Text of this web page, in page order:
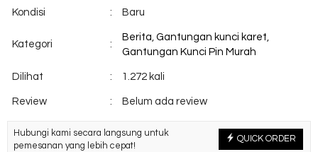
Kondisi : Baru
Kategori :
Berita, Gantungan kunci karet,
Gantungan Kunci Pin Murah
Dilihat : 1.272 kali
Review : Belum ada review
QUICK ORDER
Hubungi kami secara langsung untuk
pemesanan yang lebih cepat!